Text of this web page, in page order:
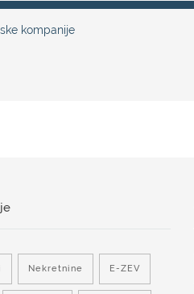
kompanije
Nekretnine E-ZEV